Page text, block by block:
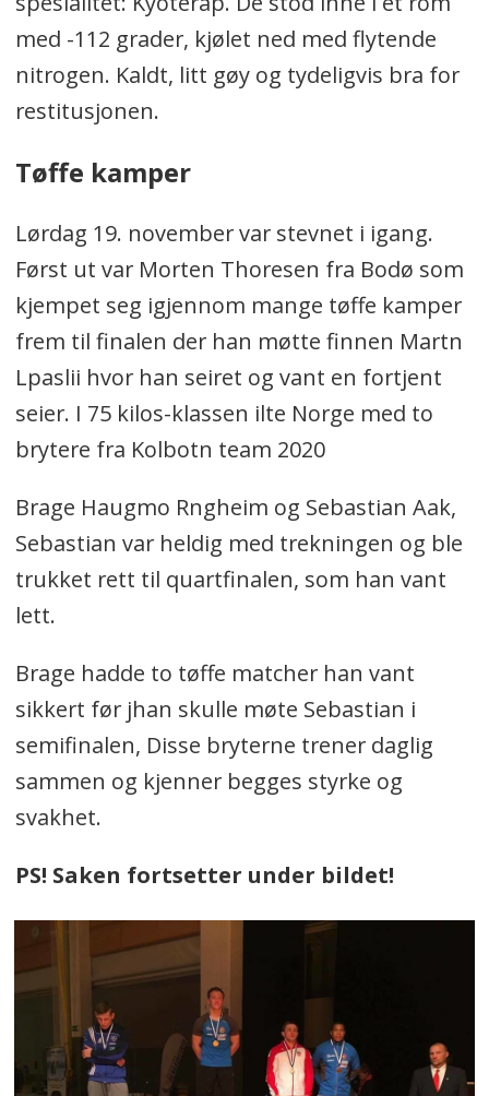
med -112 grader, kjølet ned med flytende
nitrogen. Kaldt, litt gøy og tydeligvis bra for
restitusjonen.
Tøffe kamper
Lørdag 19. november var stevnet i igang.
Først ut var Morten Thoresen fra Bodø som
kjempet seg igjennom mange tøffe kamper
frem til finalen der han møtte finnen Martn
Lpaslii hvor han seiret og vant en fortjent
seier. I 75 kilos-klassen ilte Norge med to
brytere fra Kolbotn team 2020
Brage Haugmo Rngheim og Sebastian Aak,
Sebastian var heldig med trekningen og ble
trukket rett til quartfinalen, som han vant
lett.
Brage hadde to tøffe matcher han vant
sikkert før jhan skulle møte Sebastian i
semifinalen, Disse bryterne trener daglig
sammen og kjenner begges styrke og
svakhet.
PS! Saken fortsetter under bildet!